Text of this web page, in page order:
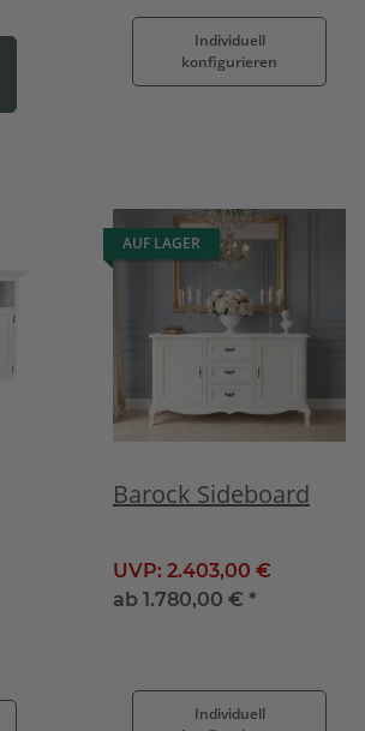
Individuell
konfigurieren
AUF LAGER
Barock Sideboard
UVP: 2.403,00 €
ab 1.780,00 € *
Individuell